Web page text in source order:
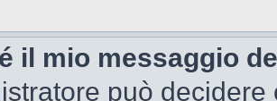
il mio messaggio
può